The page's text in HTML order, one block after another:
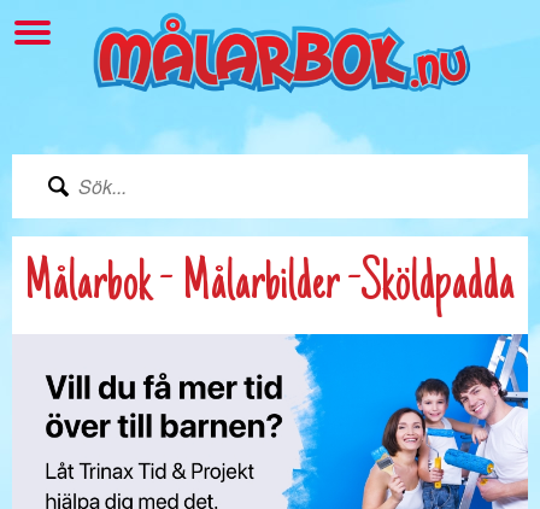
Målarbok - Målarbilder -Sköldpadda